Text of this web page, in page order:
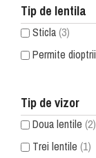
Tip de lentila
Sticla(3)
Permite dioptrii
Tip de vizor
Doua lentile (2)
Trei lentile (1)